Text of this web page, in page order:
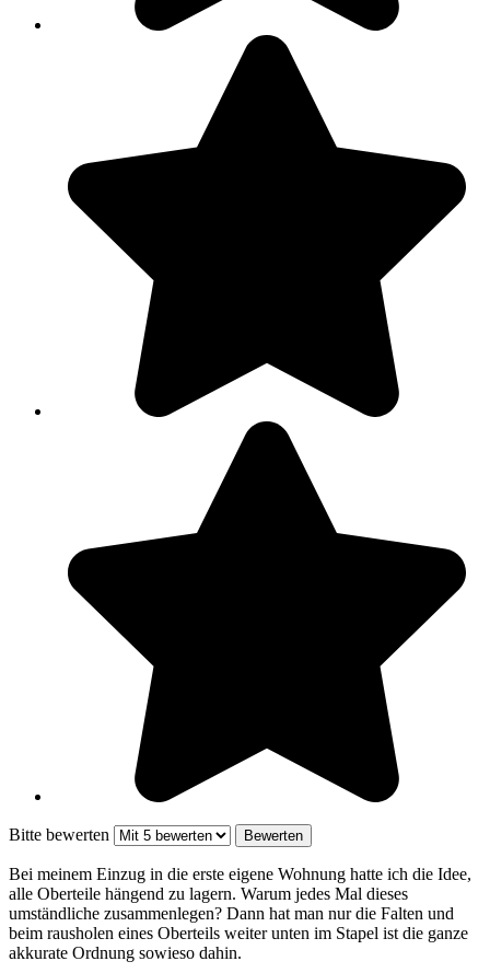
Bitte bewerten
Bei meinem Einzug in die erste eigene Wohnung hatte ich die Idee,
alle Oberteile hängend zu lagern. Warum jedes Mal dieses
umständliche zusammenlegen? Dann hat man nur die Falten und
beim rausholen eines Oberteils weiter unten im Stapel ist die ganze
akkurate Ordnung sowieso dahin.